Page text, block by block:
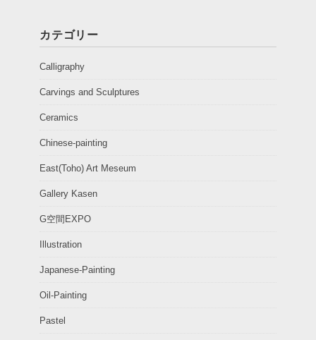
カテゴリー
Calligraphy
Carvings and Sculptures
Ceramics
Chinese-painting
East(Toho) Art Meseum
Gallery Kasen
G空間EXPO
Illustration
Japanese-Painting
Oil-Painting
Pastel